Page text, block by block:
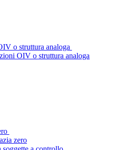
o struttura analoga
OIV o struttura analoga
zero